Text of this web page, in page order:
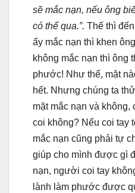
sẽ mắc nạn, nếu ông
có thể qua.”. Thế thì
ấy mắc nạn thì khen
không mắc nạn thì ông
phước! Như thế, mặt
hết. Nhưng chúng ta
mặt mắc nạn và
coi không? Nếu coi tay
mắc nạn cũng phải tự
giúp cho mình được gì
nạn, người coi tay
lành làm phước được